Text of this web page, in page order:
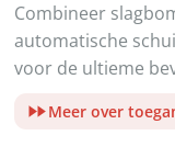
Combineer
automatische
voor de ultieme
Meer over